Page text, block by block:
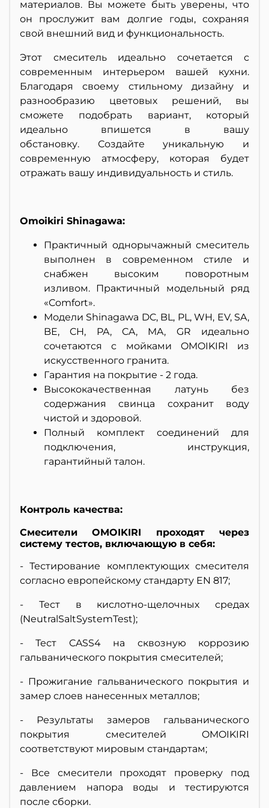
материалов. Вы можете быть уверены, что
он прослужит вам долгие годы, сохраняя
свой внешний вид и функциональность.
Этот смеситель идеально сочетается с
современным интерьером вашей кухни.
Благодаря своему стильному дизайну и
разнообразию цветовых решений, вы
сможете подобрать вариант, который
идеально впишется в вашу
обстановку. Создайте уникальную и
современную атмосферу, которая будет
отражать вашу индивидуальность и стиль.
Omoikiri Shinagawa:
Практичный однорычажный смеситель
выполнен в современном стиле и
снабжен высоким поворотным
изливом. Практичный модельный ряд
«Comfort».
Модели Shinagawa DC, BL, PL, WH, EV, SA,
BE, CH, PA, CA, MA, GR
идеально
сочетаются с мой­ками OMOIKIRI из
искус­ственного гранита.
Гарантия на покрытие - 2 года.
Высококачественная латунь без
содержания свинца сохранит воду
чистой и здоровой.
Полный комплект соединений для
подключения, инструкция,
гарантийный талон.
Контроль качества:
Смесители OMOIKIRI проходят через
систему тестов, включающую в себя:
- Тестирование комплектующих смесителя
согласно европейскому стандарту EN 817;
- Тест в кислотно-щелочных средах
(NeutralSaltSystemTest);
- Тест CASS4 на сквозную коррозию
гальванического покрытия смесителей;
- Прожигание гальванического покрытия и
замер слоев нанесенных металлов;
- Результаты замеров гальванического
покрытия смесителей OMOIKIRI
соответствуют мировым стандартам;
- Все смесители проходят проверку под
давлением напора воды и тестируются
после сборки.